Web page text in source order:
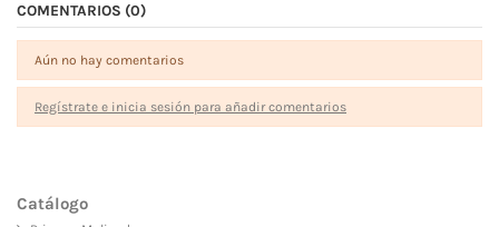
COMENTARIOS (0)
Aún no hay comentarios
Regístrate e inicia sesión para añadir comentarios
Catálogo